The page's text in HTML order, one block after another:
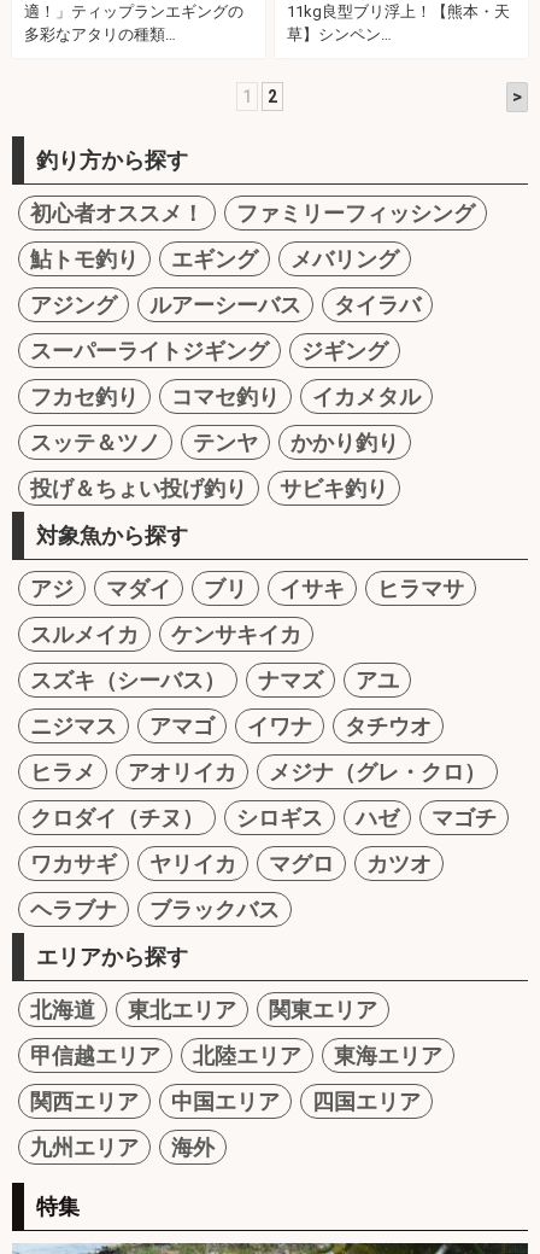
適！」ティップランエギングの
多彩なアタリの種類…
11kg良型ブリ浮上！【熊本・天
草】シンペン…
1 2 >
釣り方から探す
初心者オススメ！
ファミリーフィッシング
鮎トモ釣り
エギング
メバリング
アジング
ルアーシーバス
タイラバ
スーパーライトジギング
ジギング
フカセ釣り
コマセ釣り
イカメタル
スッテ＆ツノ
テンヤ
かかり釣り
投げ＆ちょい投げ釣り
サビキ釣り
対象魚から探す
アジ マダイ ブリ イサキ
ヒラマサ
スルメイカ
ケンサキイカ
スズキ（シーバス）
ナマズ
アユ
ニジマス
アマゴ イワナ
タチウオ
ヒラメ
アオリイカ
メジナ（グレ・クロ）
クロダイ（チヌ）
シロギス ハゼ
マゴチ
ワカサギ
ヤリイカ マグロ
カツオ
ヘラブナ
ブラックバス
エリアから探す
北海道 東北エリア
関東エリア
甲信越エリア
北陸エリア
東海エリア
関西エリア
中国エリア
四国エリア
九州エリア
海外
特集